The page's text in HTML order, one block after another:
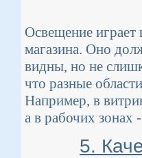
Освещение играет
магазина. Оно
видны, но не
что разные
Например, в
а в рабочих зонах
5.